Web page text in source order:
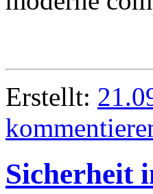
Erstellt:
Sicherheit